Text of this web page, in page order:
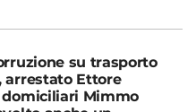
su trasporto
arrestato Ettore
domiciliari Mimmo